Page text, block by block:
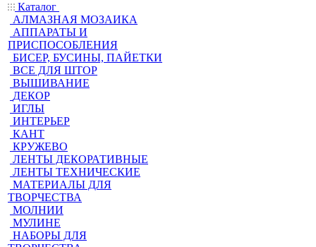
Каталог
АЛМАЗНАЯ МОЗАИКА
АППАРАТЫ И
ПРИСПОСОБЛЕНИЯ
БИСЕР, БУСИНЫ, ПАЙЕТКИ
ВСЕ ДЛЯ ШТОР
ВЫШИВАНИЕ
ДЕКОР
ИГЛЫ
ИНТЕРЬЕР
КАНТ
КРУЖЕВО
ЛЕНТЫ ДЕКОРАТИВНЫЕ
ЛЕНТЫ ТЕХНИЧЕСКИЕ
МАТЕРИАЛЫ ДЛЯ
ТВОРЧЕСТВА
МОЛНИИ
МУЛИНЕ
НАБОРЫ ДЛЯ